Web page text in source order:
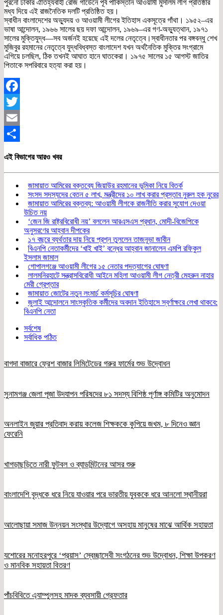
পুরনো ঢাকার ঐতিহ্যবাহী রোজ গার্ডেনে পূর্ব পাকিস্তান আওয়ামী মুসলিম লীগ প্রতিষ্ঠার
মধ্য দিয়ে এই রাজনৈতিক দলটি প্রতিষ্ঠিত হয়।
স্বাধীন বাংলাদেশের অভ্যুদয় ও আওয়ামী লীগের ইতিহাস একসূত্রে গাঁথা। ১৯৫২–এর
ভাষা আন্দোলন, ১৯৬৬ সালের ছয় দফা আন্দোলন, ১৯৬৯–এর গণ-অভ্যুত্থান, ১৯৭১
সালের মুক্তিযুদ্ধ—সব অর্জনই হয়েছে এই দলের নেতৃত্বে।স্বাধীনতার পর বঙ্গবন্ধু শেখ
মুজিবুর রহমানের নেতৃত্বে যুদ্ধবিধ্বস্ত বাংলাদেশ যখন অর্থনৈতিক মুক্তির সংগ্রামে
এগিয়ে চলছিল, ঠিক তখনই আঘাত হানে ঘাতকেরা। ১৯৭৫ সালের ১৫ আগস্ট জাতির
পিতাকে সপরিবারে হত্যা করা হয়।
Facebook
Twitter
Email
এই বিভাগের আরও খবর
জামায়াত আমিরের বক্তব্যে জিয়াউর রহমানের ভূমিকা নিয়ে বিতর্ক
সংসদ সদস্যদের বেতন ৫ লাখ, মন্ত্রীদের ১০ লাখ করার প্রস্তাব নুরুল হক নুরের
জামায়াত আমিরের বক্তব্য: আওয়ামী লীগকে রাজনীতি করার সুযোগ দেওয়া
উচিত নয়
‘জেন জি রাষ্ট্রবিরোধী নয়’ বললেন আরএসএস প্রধান, মোদী-বিজেপিকে
অনুসরণের আহ্বান দীপকের
১৭ বছরে ব্যর্থতার দায় নিয়ে প্রশ্ন তুললেন তাজনূভা জাবীন
বিএনপি নেতাকর্মীদের ‘খাই খাই’ বন্ধের আহ্বান জানালেন এমপি রফিকুল
ইসলাম জামাল
গোপালগঞ্জে আওয়ামী লীগের ১৫ নেতার পদত্যাগের ঘোষণা
লালমনিরহাটে সন্ত্রাসবিরোধী আইনে মহিলা আওয়ামী লীগ নেত্রী মেহরুন নাহার
মেরী গ্রেপ্তার
জামায়াত জোটের নতুন লংমার্চ কর্মসূচির ঘোষণা
জুলাই আন্দোলনে সাংস্কৃতিক কর্মীদের অবদান ইতিহাসে স্বর্ণাক্ষরে লেখা থাকবে:
বিএনপি নেতা
সর্বশেষ
সর্বাধিক পঠিত
বাগদা বাজারে ফ্রেশ বাজার লিমিটেডের গরুর ফার্মের শুভ উদ্বোধন
সুনামগঞ্জ জেলা পূজা উদযাপন পরিষদের ৮১ সদস্য বিশিষ্ঠ পূর্ণাঙ্গ কমিটির অনুমোদন
অনলাইন জুয়ার প্রতিবাদ করায় কলেজ শিক্ষককে কুপিয়ে জখম, ৮ দিনেও জ্ঞান
ফেরেনি
খাগড়াছড়িতে নারী ফুটবল ও ব্যাডমিন্টনের আসর শুরু
বাংলাদেশি বৃদ্ধকে ধরে নিয়ে যাওয়ার পরে ভারতীয় যুবককে ধরে আনলো স্থানীয়রা
আলোছায়া সমাজ উন্নয়ন সংস্থার উদ্যোগে অসহায় মানুষের মাঝে আর্থিক সহায়তা
যশোরের মনোহরপুরে ‘প্রয়াস’ স্বেচ্ছাসেবী সংগঠনের শুভ উদ্বোধন, শিক্ষা উপকরণ
ও মানবিক সহায়তা বিতরণ
পাঁচবিবিতে এ্যাম্পুলসহ মাদক ব্যবসায়ী গ্রেফতার